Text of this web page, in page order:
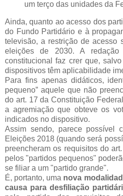
um terço das unidades da
Ainda, quanto ao acesso dos
do Fundo Partidário e à
televisão, a restrição de acesso
eleições de 2030. A
constitucional faz crer que,
dispositivos têm aplicabilidade
Para fins apenas didáticos,
pequeno” aquele que não
do art. 17 da Constituição
a agremiação que obteve os
indicados no dispositivo.
Assim sendo, parece possível
Eleições 2018 (quando será
preencheram os requisitos do
pelos "partidos pequenos"
se filiar a um "partido grande".
É, portanto, uma nova
causa para desfiliação